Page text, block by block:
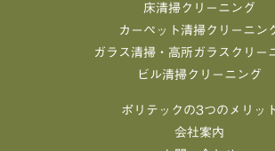
床清掃クリーニング
カーペット清掃クリーニン
ガラス清掃・高所ガラスクリー
ビル清掃クリーニング
ポリテックの3つのメリッ
会社案内